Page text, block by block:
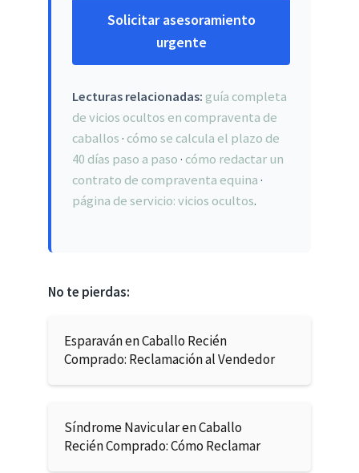
Solicitar asesoramiento
urgente
Lecturas relacionadas: guía completa
de vicios ocultos en compraventa de
caballos· cómo se calcula el plazo de
40 días paso a paso· cómo redactar un
contrato de compraventa equina·
página de servicio: vicios ocultos.
No te pierdas:
Esparaván en Caballo Recién
Comprado: Reclamación al Vendedor
Síndrome Navicular en Caballo
Recién Comprado: Cómo Reclamar